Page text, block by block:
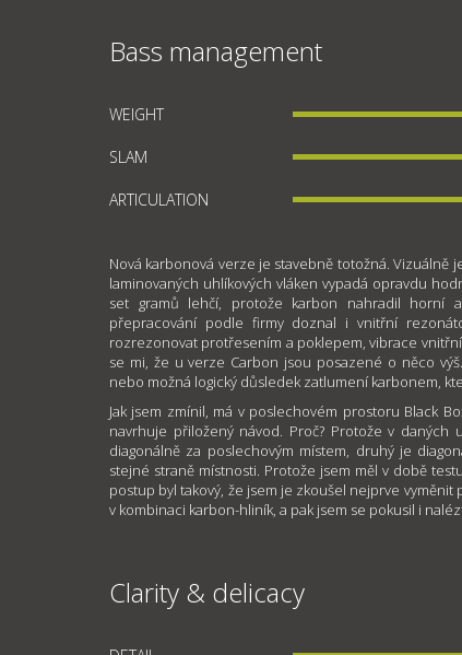
Bass management
WEIGHT
SLAM
ARTICULATION
Nová karbonová verze je stavebně totožná. Vizuálně
laminovaných uhlíkových vláken vypadá opravdu
set gramů lehčí, protože karbon nahradil horní
přepracování podle firmy doznal i vnitřní
rozrezonovat protřesením a poklepem, vibrace
se mi, že u verze Carbon jsou posazené o něco
nebo možná logický důsledek zatlumení karbonem,
Jak jsem zmínil, má v poslechovém prostoru Black
navrhuje přiložený návod. Proč? Protože v daných
diagonálně za poslechovým místem, druhý je
stejné straně místnosti. Protože jsem měl v době
postup byl takový, že jsem je zkoušel nejprve vyměnit
v kombinaci karbon-hliník, a pak jsem se pokusil i
Clarity & delicacy